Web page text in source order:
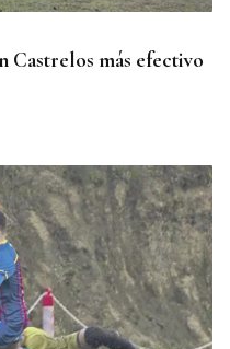
Castrelos más efectivo